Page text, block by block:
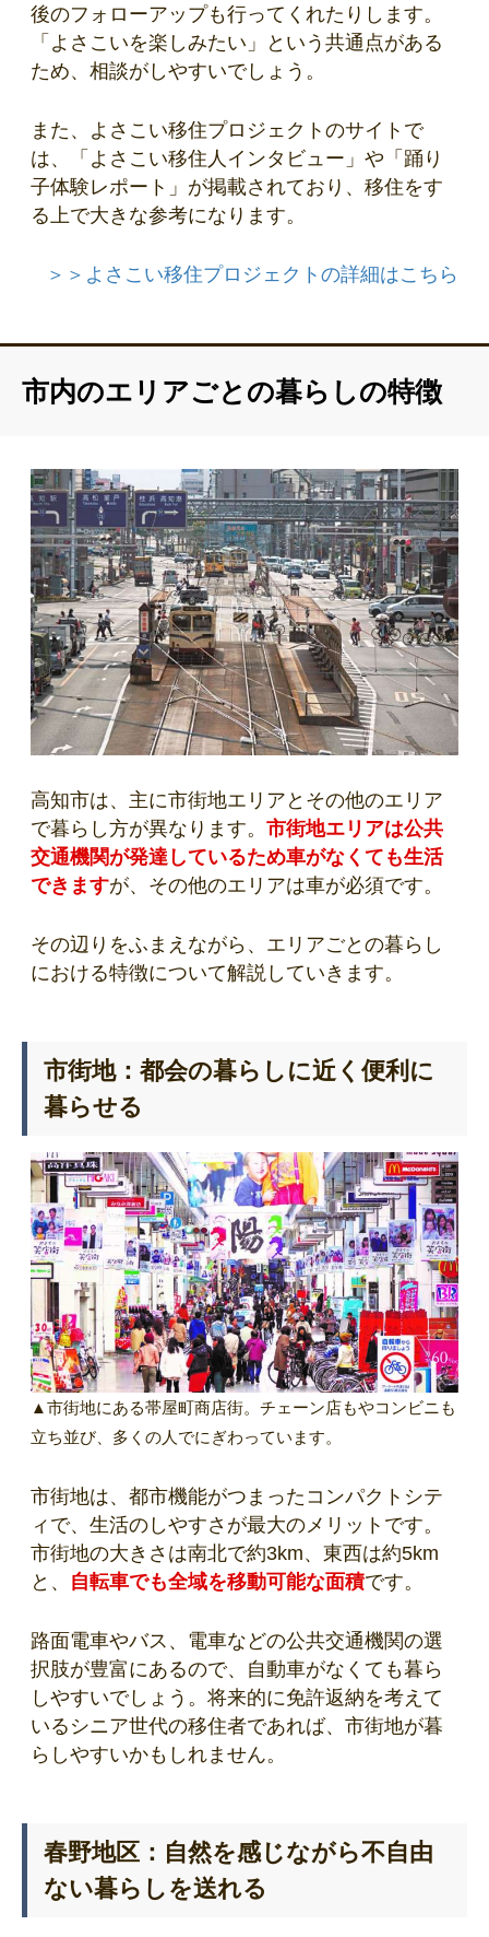
後のフォローアップも行ってくれたりします。
「よさこいを楽しみたい」という共通点がある
ため、相談がしやすいでしょう。
また、よさこい移住プロジェクトのサイトで
は、「よさこい移住人インタビュー」や「踊り
子体験レポート」が掲載されており、移住をす
る上で大きな参考になります。
＞＞よさこい移住プロジェクトの詳細はこちら
市内のエリアごとの暮らしの特徴
高知市は、主に市街地エリアとその他のエリア
で暮らし方が異なります。 市街地エリアは公共
交通機関が発達しているため車がなくても生活
できますが、その他のエリアは車が必須です。
その辺りをふまえながら、エリアごとの暮らし
における特徴について解説していきます。
市街地：都会の暮らしに近く便利に
暮らせる
▲市街地にある帯屋町商店街。チェーン店もやコンビニも
立ち並び、多くの人でにぎわっています。
市街地は、都市機能がつまったコンパクトシテ
ィで、生活のしやすさが最大のメリットです。
市街地の大きさは南北で約3km、東西は約5km
と、 自転車でも全域を移動可能な面積です。
路面電車やバス、電車などの公共交通機関の選
択肢が豊富にあるので、自動車がなくても暮ら
しやすいでしょう。将来的に免許返納を考えて
いるシニア世代の移住者であれば、市街地が暮
らしやすいかもしれません。
春野地区：自然を感じながら不自由
ない暮らしを送れる